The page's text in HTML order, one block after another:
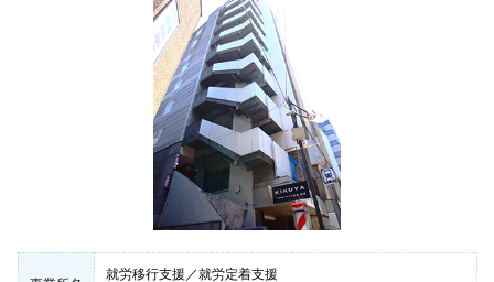
就労移行支援／就労定着支援